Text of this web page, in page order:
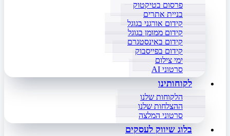
פרסום בטיקטוק
בניית אתרים
קידום אורגני בגוגל
קידום ממומן בגוגל
קידום באינסטגרם
קידום בפייסבוק
ימי צילום
סרטוני AI
לקוחותינו
הלקוחות שלנו
ההצלחות שלנו
סרטוני המלצה
בלוג שיווק לעסקים